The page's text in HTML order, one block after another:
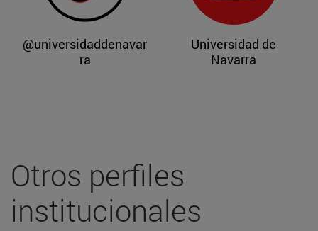
@universidaddenavar
ra
Universidad de
Navarra
Otros perfiles
institucionales